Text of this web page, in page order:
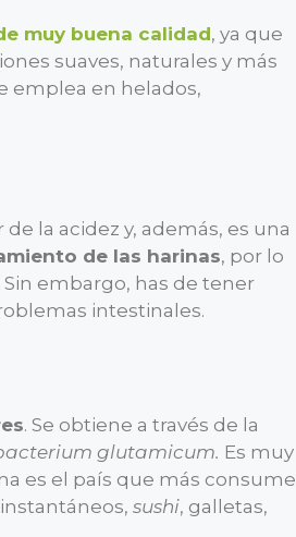
muy buena calidad, ya que
suaves, naturales y más
emplea en helados,
la acidez y, además, es una
de las harinas, por lo
embargo, has de tener
intestinales.
. Se obtiene a través de la
glutamicum. Es muy
es el país que más consume
sushi, galletas,